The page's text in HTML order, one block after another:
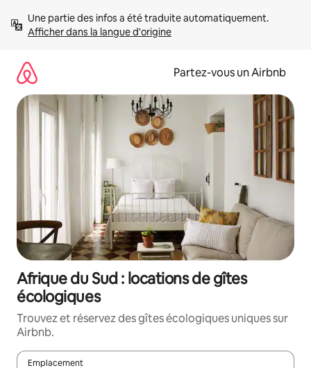
directement
Afficher dans la langue d'origine
Partez-vous un Airbnb
Afrique du Sud : locations de gîtes
écologiques
Trouvez et réservez des gîtes écologiques uniques sur
Airbnb.
Emplacement